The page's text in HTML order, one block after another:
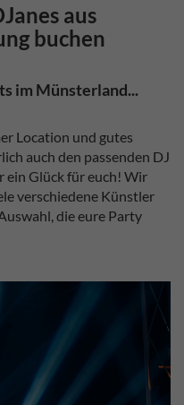
aus
buchen
im Münsterland...
Location und gutes
auch den passenden DJ
ein Glück für euch! Wir
verschiedene Künstler
die eure Party